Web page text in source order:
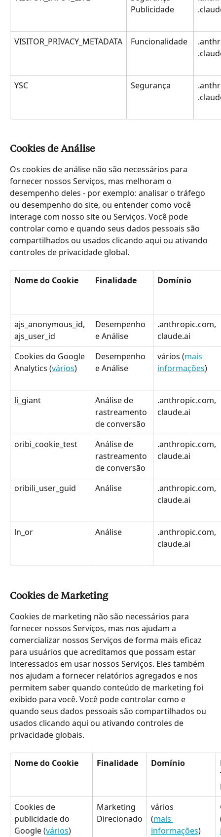
Publicidade
VISITOR_PRIVACY_METADATA Funcionalidade
YSC Segurança
Cookies de Análise
Os cookies de análise não são necessários para
fornecer nossos Serviços, mas melhoram o
desempenho deles - por exemplo: analisar o tráfego
ou desempenho do site, ou entender como você
interage com nosso site ou Serviços. Você pode
controlar como e quando seus dados pessoais são
compartilhados ou usados clicando aqui ou ativando
controles de privacidade global.
Nome do Cookie Finalidade Domínio
ajs_anonymous_id,
ajs_user_id
Desempenho
e Análise
.anthropic.com,
claude.ai
Cookies do Google
Analytics (vários)
Desempenho
e Análise
vários (mais
informações)
li_giant
Análise de
rastreamento
de conversão
.anthropic.com,
claude.ai
oribi_cookie_test
Análise de
rastreamento
de conversão
.anthropic.com,
claude.ai
oribili_user_guid Análise
.anthropic.com,
claude.ai
ln_or Análise
.anthropic.com,
claude.ai
Cookies de Marketing
Cookies de marketing não são necessários para
fornecer nossos Serviços, mas nos ajudam a
comercializar nossos Serviços de forma mais eficaz
para usuários que acreditamos que possam estar
interessados em usar nossos Serviços. Eles também
nos ajudam a fornecer relatórios agregados e nos
permitem saber quando conteúdo de marketing foi
exibido para você. Você pode controlar como e
quando seus dados pessoais são compartilhados ou
usados clicando aqui ou ativando controles de
privacidade globais.
Nome do Cookie Finalidade Domínio
Cookies de
publicidade do
Google (vários)
Marketing
Direcionado
vários
(mais
informações)